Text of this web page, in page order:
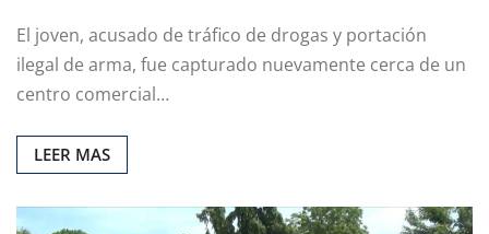
El joven, acusado de tráfico de drogas y portación
ilegal de arma, fue capturado nuevamente cerca de un
centro comercial…
LEER MAS